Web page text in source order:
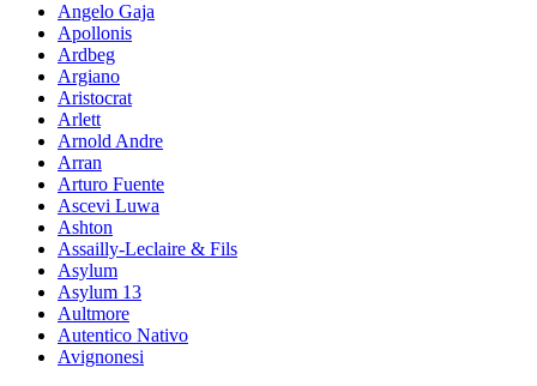
Angelo Gaja
Apollonis
Ardbeg
Argiano
Aristocrat
Arlett
Arnold Andre
Arran
Arturo Fuente
Ascevi Luwa
Ashton
Assailly-Leclaire & Fils
Asylum
Asylum 13
Aultmore
Autentico Nativo
Avignonesi